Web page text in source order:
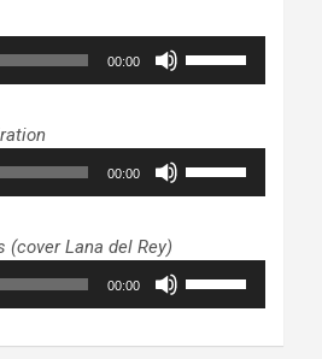
pour
augmenter
ou
volume.
00:00
pour
augmenter
ou
volume.
00:00
pour
augmenter
ou
(cover Lana del Rey)
00:00
haut/bas